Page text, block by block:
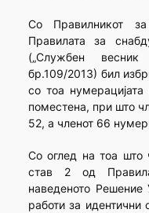
Со Правилникот
Правилата за
(„Службен весник
бр.109/2013) бил
со тоа
поместена, при што
52, а членот 66
Со оглед на тоа што
став 2 од
наведеното Решение
работи за